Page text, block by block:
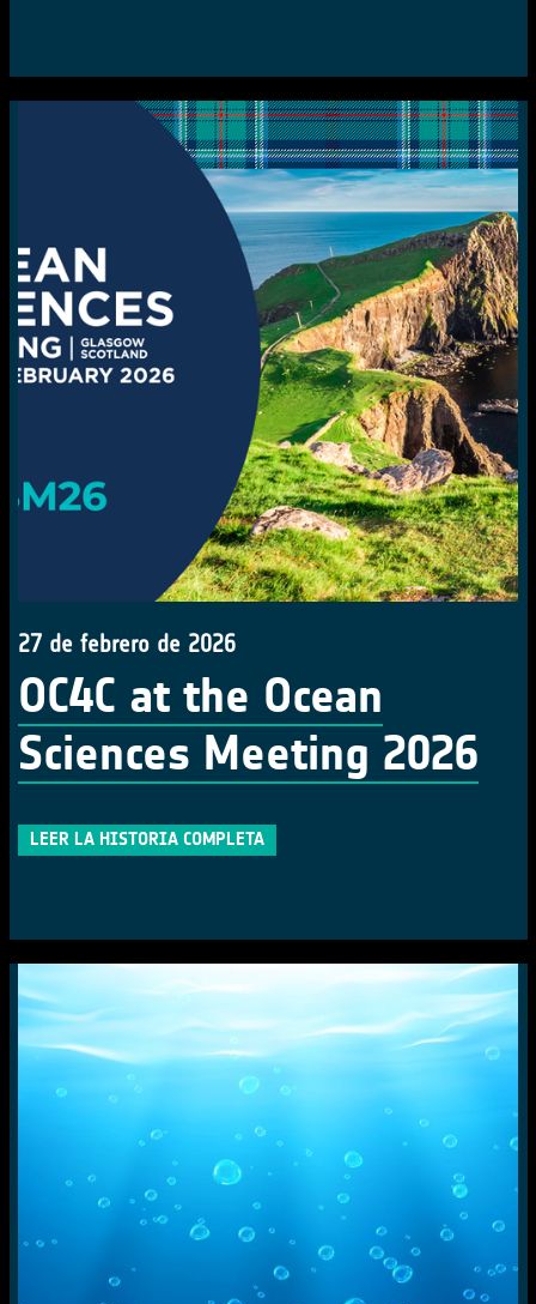
27 de febrero de 2026
OC4C at the Ocean
Sciences Meeting 2026
LEER LA HISTORIA COMPLETA